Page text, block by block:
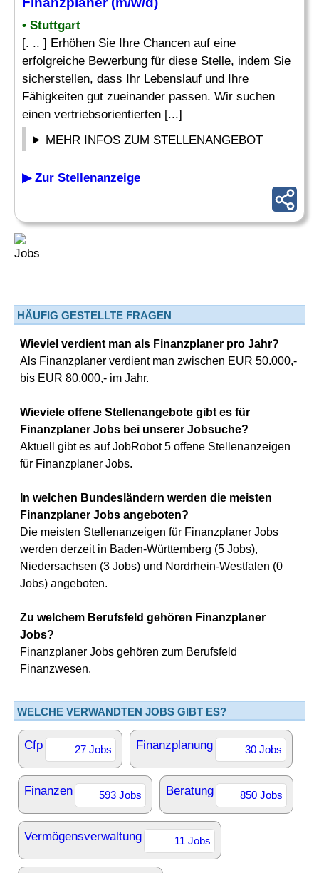
• Stuttgart
[. .. ] Erhöhen Sie Ihre Chancen auf eine
erfolgreiche Bewerbung für diese Stelle, indem Sie
sicherstellen, dass Ihr Lebenslauf und Ihre
Fähigkeiten gut zueinander passen. Wir suchen
einen vertriebsorientierten [...]
MEHR INFOS ZUM STELLENANGEBOT
▶ Zur Stellenanzeige
HÄUFIG GESTELLTE FRAGEN
Wieviel verdient man als Finanzplaner pro Jahr?
Als Finanzplaner verdient man zwischen EUR 50.000,-
bis EUR 80.000,- im Jahr.
Wieviele offene Stellenangebote gibt es für
Finanzplaner Jobs bei unserer Jobsuche?
Aktuell gibt es auf JobRobot 5 offene Stellenanzeigen
für Finanzplaner Jobs.
In welchen Bundesländern werden die meisten
Finanzplaner Jobs angeboten?
Die meisten Stellenanzeigen für Finanzplaner Jobs
werden derzeit in Baden-Württemberg (5 Jobs),
Niedersachsen (3 Jobs) und Nordrhein-Westfalen (0
Jobs) angeboten.
Zu welchem Berufsfeld gehören Finanzplaner
Jobs?
Finanzplaner Jobs gehören zum Berufsfeld
Finanzwesen.
WELCHE VERWANDTEN JOBS GIBT ES?
Cfp 27 Jobs Finanzplanung 30 Jobs
Finanzen 593 Jobs Beratung 850 Jobs
Vermögensverwaltung 11 Jobs